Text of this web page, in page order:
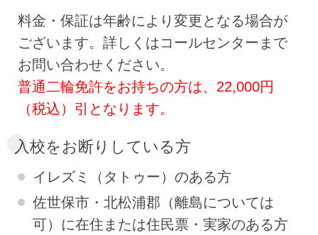
料金・保証は年齢により変更となる場合が
ございます。詳しくはコールセンターまで
お問い合わせください。
普通二輪免許をお持ちの方は、22,000円
（税込）引となります。
入校をお断りしている方
イレズミ（タトゥー）のある方
佐世保市・北松浦郡（離島については
可）に在住または住民票・実家のある方